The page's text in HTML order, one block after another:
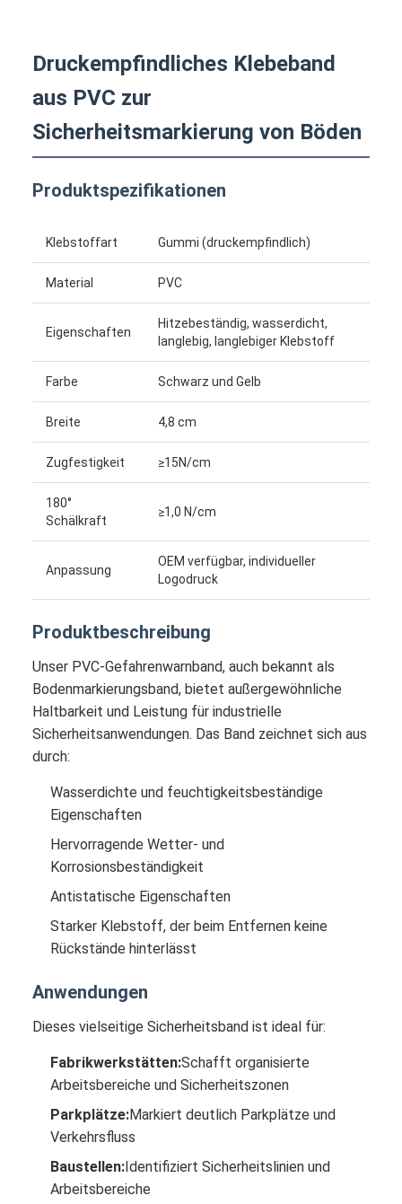
Druckempfindliches Klebeband
aus PVC zur
Sicherheitsmarkierung von Böden
Produktspezifikationen
Klebstoffart Gummi (druckempfindlich)
Material PVC
Eigenschaften
Hitzebeständig, wasserdicht,
langlebig, langlebiger Klebstoff
Farbe Schwarz und Gelb
Breite 4,8 cm
Zugfestigkeit ≥15N/cm
180°
Schälkraft
≥1,0 N/cm
Anpassung
OEM verfügbar, individueller
Logodruck
Produktbeschreibung
Unser PVC-Gefahrenwarnband, auch bekannt als
Bodenmarkierungsband, bietet außergewöhnliche
Haltbarkeit und Leistung für industrielle
Sicherheitsanwendungen. Das Band zeichnet sich aus
durch:
Wasserdichte und feuchtigkeitsbeständige
Eigenschaften
Hervorragende Wetter- und
Korrosionsbeständigkeit
Antistatische Eigenschaften
Starker Klebstoff, der beim Entfernen keine
Rückstände hinterlässt
Anwendungen
Dieses vielseitige Sicherheitsband ist ideal für:
Fabrikwerkstätten:Schafft organisierte
Arbeitsbereiche und Sicherheitszonen
Parkplätze:Markiert deutlich Parkplätze und
Verkehrsfluss
Baustellen:Identifiziert Sicherheitslinien und
Arbeitsbereiche